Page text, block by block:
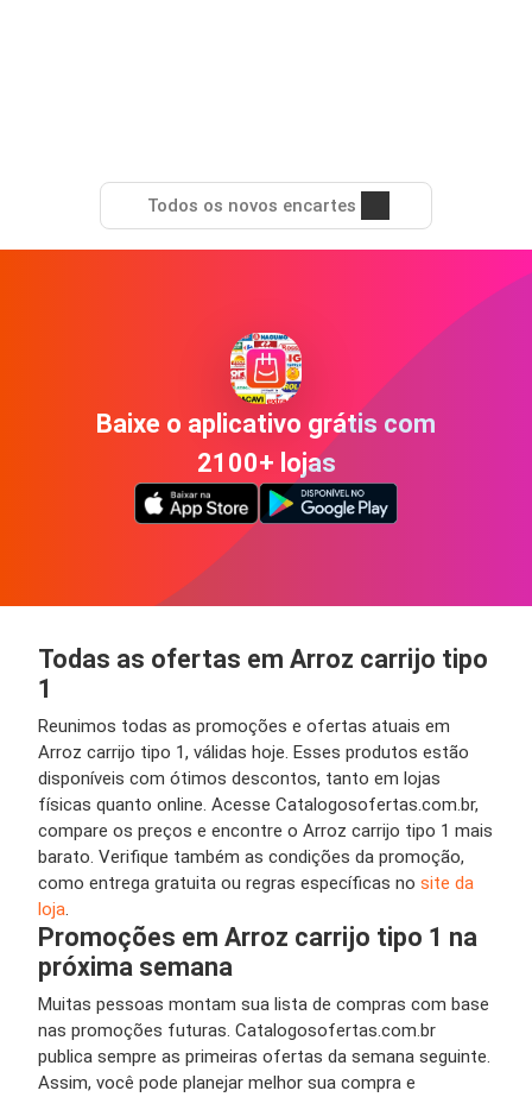
Todos os novos encartes
Baixe o aplicativo grátis com
2100+ lojas
Todas as ofertas em Arroz carrijo tipo
1
Reunimos todas as promoções e ofertas atuais em
Arroz carrijo tipo 1, válidas hoje. Esses produtos estão
disponíveis com ótimos descontos, tanto em lojas
físicas quanto online. Acesse Catalogosofertas.com.br,
compare os preços e encontre o Arroz carrijo tipo 1 mais
barato. Verifique também as condições da promoção,
como entrega gratuita ou regras específicas no site da
loja.
Promoções em Arroz carrijo tipo 1 na
próxima semana
Muitas pessoas montam sua lista de compras com base
nas promoções futuras. Catalogosofertas.com.br
publica sempre as primeiras ofertas da semana seguinte.
Assim, você pode planejar melhor sua compra e